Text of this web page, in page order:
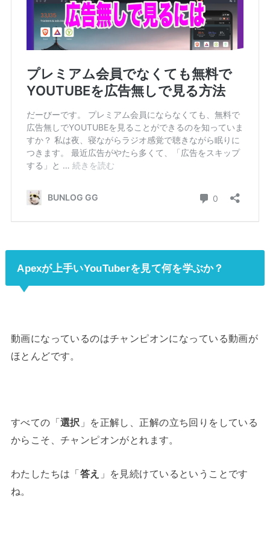
Apexが上手いYouTuberを見て何を学ぶか？
動画になっているのはチャンピオンになっている動画が
ほとんどです。
すべての「選択 」を正解し、正解の立ち回りをしている
からこそ、チャンピオンがとれます。
わたしたちは「答え
」を見続けているということです
ね。